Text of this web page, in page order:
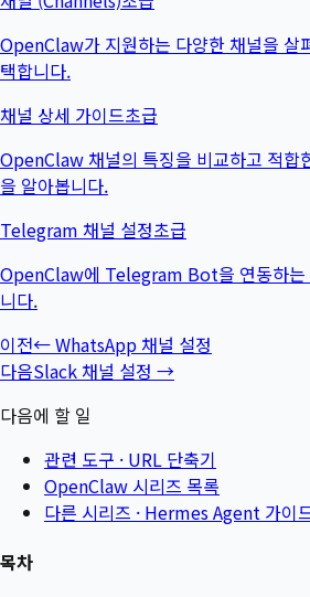
OpenClaw가 지원하는 다양한 채널을 살
택합니다.
채널 상세 가이드초급
OpenClaw 채널의 특징을 비교하고 적합
을 알아봅니다.
Telegram 채널 설정초급
OpenClaw에 Telegram Bot을 연동하는
니다.
이전←WhatsApp 채널 설정
다음Slack 채널 설정 →
다음에 할 일
관련 도구 · URL 단축기
OpenClaw 시리즈 목록
다른 시리즈 · Hermes Agent 가이
목차